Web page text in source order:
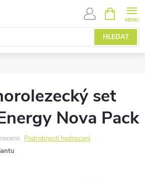
HLEDAT
NÁKUPNÍ
KOŠÍK
set
Nova Pack
Podrobnosti hodnocení